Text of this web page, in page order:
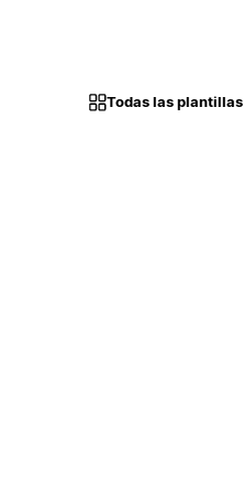
Todas las plantillas